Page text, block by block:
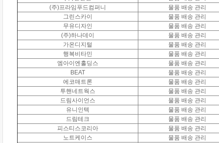
(주)프라임푸드컴퍼니
물품 배송 관리
그린스카이
물품 배송 관리
무유디자인
물품 배송 관리
(주)하나데이
물품 배송 관리
가온디지털
물품 배송 관리
행복비타민
물품 배송 관리
엠아이엔홀딩스
물품 배송 관리
BEAT
물품 배송 관리
에코매트론
물품 배송 관리
투핸네트웍스
물품 배송 관리
드림사이언스
물품 배송 관리
유니인텍
물품 배송 관리
드림테크
물품 배송 관리
피스티스코리아
물품 배송 관리
노트케이스
물품 배송 관리